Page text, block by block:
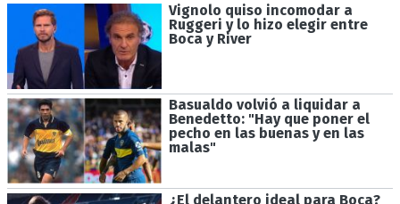
Vignolo quiso incomodar a
Ruggeri y lo hizo elegir entre
Boca y River
Basualdo volvió a liquidar a
Benedetto: "Hay que poner el
pecho en las buenas y en las
malas"
¿El delantero ideal para Boca?